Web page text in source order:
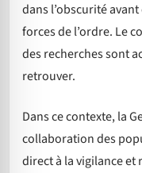
dans l’obscurité
forces de l’ordre. Le
des recherches sont
retrouver.
Dans ce contexte, la
collaboration des
direct à la vigilance et